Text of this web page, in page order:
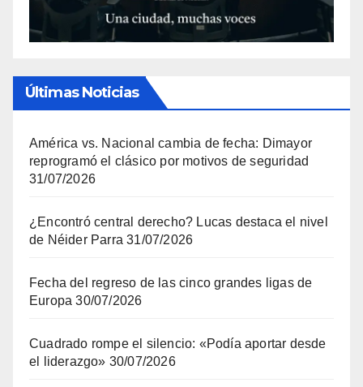
Últimas Noticias
América vs. Nacional cambia de fecha: Dimayor
reprogramó el clásico por motivos de seguridad
31/07/2026
¿Encontró central derecho? Lucas destaca el nivel
de Néider Parra 31/07/2026
Fecha del regreso de las cinco grandes ligas de
Europa 30/07/2026
Cuadrado rompe el silencio: «Podía aportar desde
el liderazgo» 30/07/2026